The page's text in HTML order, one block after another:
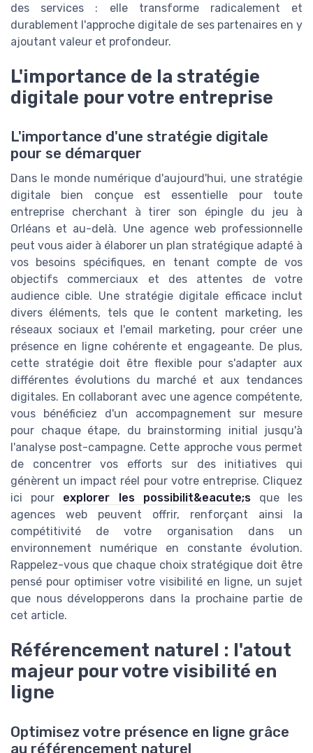
des services : elle transforme radicalement et
durablement l'approche digitale de ses partenaires en y
ajoutant valeur et profondeur.
L'importance de la stratégie
digitale pour votre entreprise
L'importance d'une stratégie digitale
pour se démarquer
Dans le monde numérique d'aujourd'hui, une stratégie
digitale bien conçue est essentielle pour toute
entreprise cherchant à tirer son épingle du jeu à
Orléans et au-delà. Une agence web professionnelle
peut vous aider à élaborer un plan stratégique adapté à
vos besoins spécifiques, en tenant compte de vos
objectifs commerciaux et des attentes de votre
audience cible. Une stratégie digitale efficace inclut
divers éléments, tels que le content marketing, les
réseaux sociaux et l'email marketing, pour créer une
présence en ligne cohérente et engageante. De plus,
cette stratégie doit être flexible pour s'adapter aux
différentes évolutions du marché et aux tendances
digitales. En collaborant avec une agence compétente,
vous bénéficiez d'un accompagnement sur mesure
pour chaque étape, du brainstorming initial jusqu'à
l'analyse post-campagne. Cette approche vous permet
de concentrer vos efforts sur des initiatives qui
génèrent un impact réel pour votre entreprise. Cliquez
ici pour explorer les possibilit&eacute;sque les
agences web peuvent offrir, renforçant ainsi la
compétitivité de votre organisation dans un
environnement numérique en constante évolution.
Rappelez-vous que chaque choix stratégique doit être
pensé pour optimiser votre visibilité en ligne, un sujet
que nous développerons dans la prochaine partie de
cet article.
Référencement naturel : l'atout
majeur pour votre visibilité en
ligne
Optimisez votre présence en ligne grâce
au référencement naturel